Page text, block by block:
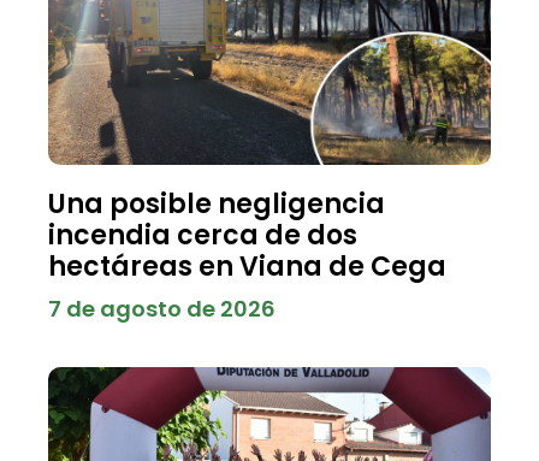
Una posible negligencia
incendia cerca de dos
hectáreas en Viana de Cega
7 de agosto de 2026